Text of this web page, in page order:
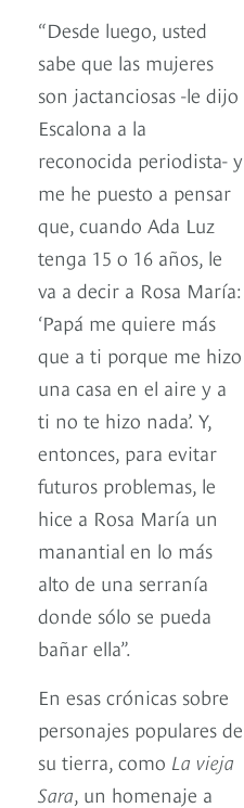
“Desde luego, usted
sabe que las mujeres
son jactanciosas -le dijo
Escalona a la
reconocida periodista- y
me he puesto a pensar
que, cuando Ada Luz
tenga 15 o 16 años, le
va a decir a Rosa María:
‘Papá me quiere más
que a ti porque me hizo
una casa en el aire y a
ti no te hizo nada’. Y,
entonces, para evitar
futuros problemas, le
hice a Rosa María un
manantial en lo más
alto de una serranía
donde sólo se pueda
bañar ella”.
En esas crónicas sobre
personajes populares de
su tierra, como La vieja
Sara , un homenaje a